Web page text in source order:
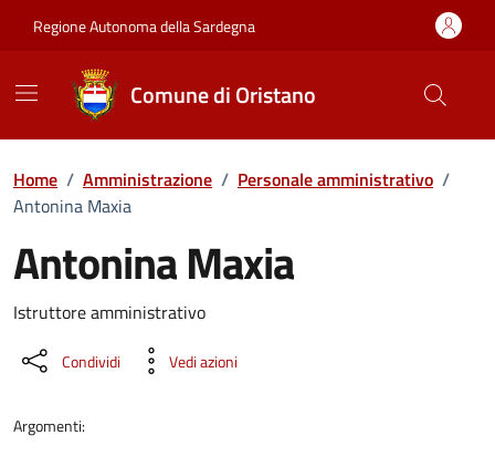
Regione Autonoma della Sardegna
Comune di Oristano
Home / Amministrazione / Personale amministrativo /
Antonina Maxia
Antonina Maxia
Dettaglio della persona
Istruttore amministrativo
Condividi Vedi azioni
Argomenti: